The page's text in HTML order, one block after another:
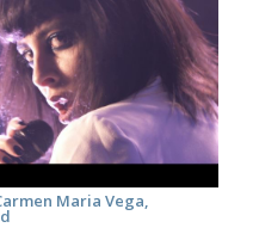
Maria Vega,